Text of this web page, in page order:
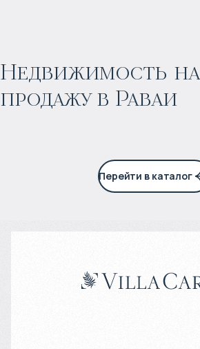
Недвижимость на
продажу в Раваи
Прогнозируемый доход:
6% годовых
Перейти в каталог